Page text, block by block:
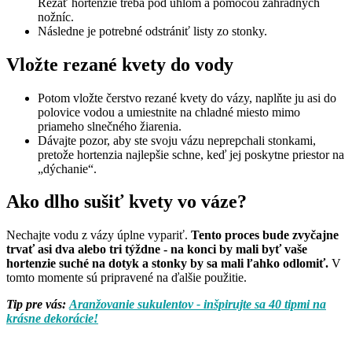
nožníc.
Následne je potrebné odstrániť listy zo stonky.
Vložte rezané kvety do vody
Potom vložte čerstvo rezané kvety do vázy, naplňte ju asi do
polovice vodou a umiestnite na chladné miesto mimo
priameho slnečného žiarenia.
Dávajte pozor, aby ste svoju vázu neprepchali stonkami,
pretože hortenzia najlepšie schne, keď jej poskytne priestor na
„dýchanie“.
Ako dlho sušiť kvety vo váze?
Nechajte vodu z vázy úplne vypariť. Tento proces bude zvyčajne
trvať asi dva alebo tri týždne - na konci by mali byť vaše
hortenzie suché na dotyk a stonky by sa mali ľahko odlomiť. V
tomto momente sú pripravené na ďalšie použitie.
Tip pre vás: Aranžovanie sukulentov - inšpirujte sa 40 tipmi na
krásne dekorácie!